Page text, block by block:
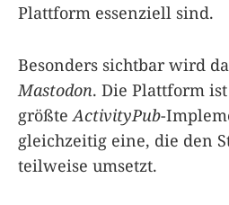
Plattform essenziell sind.
Besonders sichtbar wird
Mastodon. Die Plattform
größte ActivityPub-
gleichzeitig eine, die den
teilweise umsetzt.